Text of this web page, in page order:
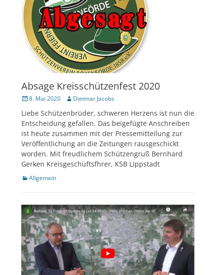
Absage Kreisschützenfest 2020
Veröffentlicht
8. Mai 2020 Author
Dietmar Jacobs
Liebe Schützenbrüder, schweren Herzens ist nun die
Entscheidung gefallen. Das beigefügte Anschreiben
ist heute zusammen mit der Pressemitteilung zur
Veröffentlichung an die Zeitungen rausgeschickt
worden. Mit freudlichem Schützengruß Bernhard
Gerken Kreisgeschüftsfhrer, KSB LIppstadt
Kategorien
Allgemein